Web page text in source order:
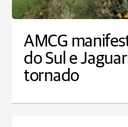
AMCG
do Sul e
tornado